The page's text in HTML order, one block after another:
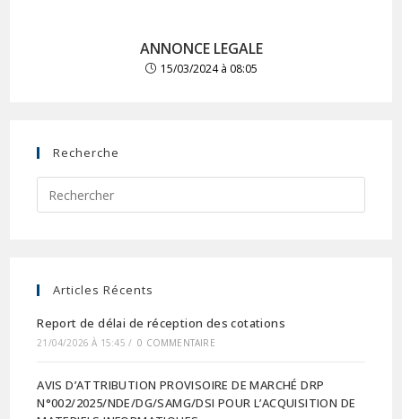
ANNONCE LEGALE
15/03/2024 à 08:05
Recherche
Articles Récents
Report de délai de réception des cotations
21/04/2026 À 15:45 / 0 COMMENTAIRE
AVIS D’ATTRIBUTION PROVISOIRE DE MARCHÉ DRP
N°002/2025/NDE/DG/SAMG/DSI POUR L’ACQUISITION DE